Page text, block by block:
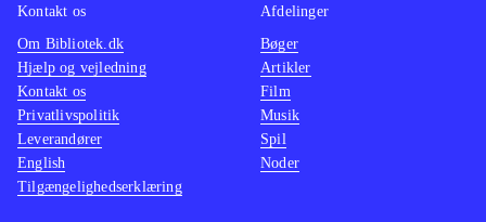
Kontakt os
Om Bibliotek.dk
Hjælp og vejledning
Kontakt os
Privatlivspolitik
Leverandører
English
Tilgængelighedserklæring
Afdelinger
Bøger
Artikler
Film
Musik
Spil
Noder